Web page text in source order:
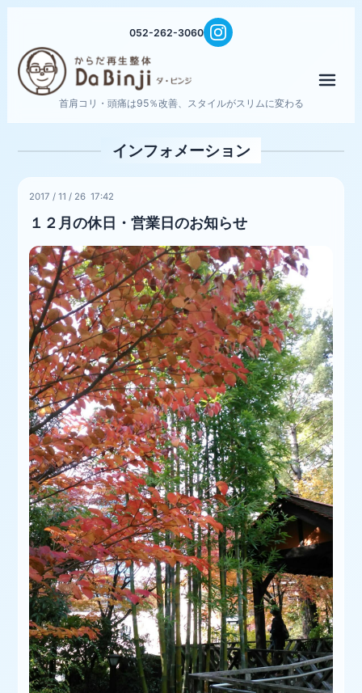
052-262-3060
首肩コリ・頭痛は95％改善、スタイルがスリムに変わる
インフォメーション
2017 /11 / 26 17:42
１２月の休日・営業日のお知らせ